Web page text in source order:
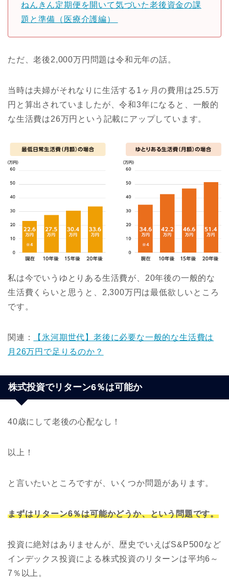
ねんきん定期便を開いて気づいた老後資金の課
題と準備（医療介護編）
ただ、老後2,000万円問題は令和元年の話。
当時は夫婦がそれなりに生活する1ヶ月の費用は25.5万
円と算出されていましたが、令和3年になると、一般的
な生活費は26万円という記載にアップしています。
私は今でいう ゆとりある生活費が、20年後の一般的な
生活費くらいと思うと、2,300万円は最低欲しいところ
です。
関連：
【氷河期世代】老後に必要な一般的な生活費は
月26万円で足りるのか？
株式投資でリターン6％は可能か
40歳にして老後の心配なし！
以上！
と言いたいところですが、いくつか問題があります。
まずはリターン6％は可能かどうか、という問題です。
投資に絶対はありませんが、歴史でいえばS&P500など
インデックス投資による株式投資のリターンは平均6～
7％以上。